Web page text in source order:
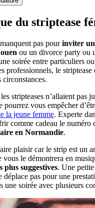
du striptease
pas pourinviter
ou un divorce party ou
soirée entre particuliers
professionnels, le
circonstances.
stripteases n’allaient pas
pourrez vous empêcher
la jeune femme. Experte
comme cadeau le numéro
en Normandie.
plaisir car le strip est un
vous le démontrera en
plus suggestives. Une
déplace pas pour une
une soirée avec plusieurs